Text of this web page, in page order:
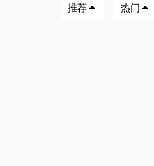
推荐 热门